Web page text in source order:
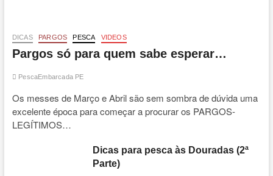
DICAS PARGOS PESCA VIDEOS
Pargos só para quem sabe esperar…
PescaEmbarcada PE
Os messes de Março e Abril são sem sombra de dúvida uma
excelente época para começar a procurar os PARGOS-
LEGÍTIMOS…
Dicas para pesca às Douradas (2ª
Parte)